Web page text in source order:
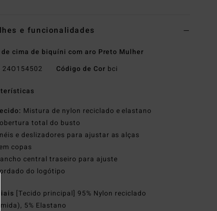
e funcionalidades
cima de biquíni com aro Preto Mulher
24O154502 Código de Cor bci
Mistura de nylon reciclado e elastano
total do busto
e deslizadores para ajustar as alças
copas
central traseiro para ajuste
do logótipo
[Tecido principal] 95% Nylon reciclado
5% Elastano